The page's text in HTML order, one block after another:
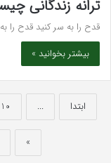
ترانه زندگانی
قدح را به سر کنید قدح را
بیشتر بخوانید »
ابتدا ...
10
»